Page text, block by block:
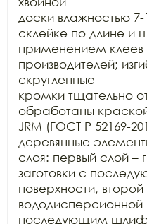
доски влажностью
склейке по длине и
применением клеев
производителей;
скругленные
кромки тщательно
обработаны
JRM (ГОСТ Р 52169-
деревянные
слоя: первый слой –
заготовки с
поверхности,
последующим